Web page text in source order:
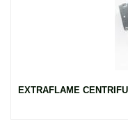
EXTRAFLAME